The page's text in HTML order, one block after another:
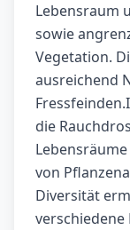
Lebensraum
sowie
Vegetation.
ausreichend
die
von
Diversität